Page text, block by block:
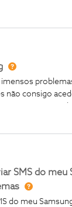
não consigo
ou quando
SMS do meu
do meu